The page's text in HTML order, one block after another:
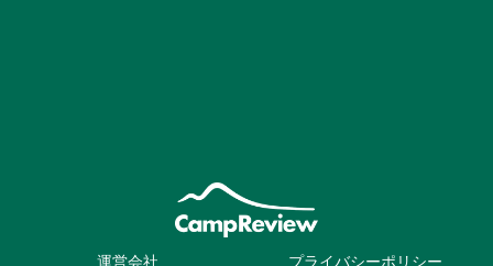
運営会社 プライバシーポリシー